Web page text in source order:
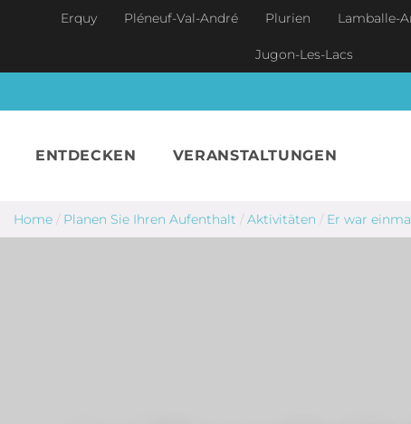
Skip to main content
Erquy Pléneuf-Val-André Plurien Lamballe-
Jugon-Les-Lacs
ENTDECKEN VERANSTALTUNGEN
Home / Planen Sie Ihren Aufenthalt / Aktivitäten / Er war